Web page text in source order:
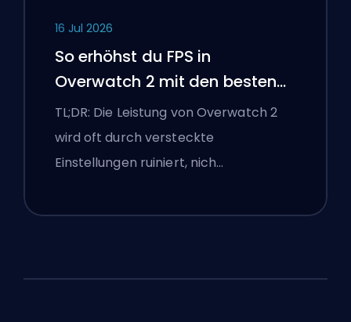
16 Jul 2026
So erhöhst du FPS in
Overwatch 2 mit den besten
Einstellungen
TL;DR: Die Leistung von Overwatch 2
wird oft durch versteckte
Einstellungen ruiniert, nich…